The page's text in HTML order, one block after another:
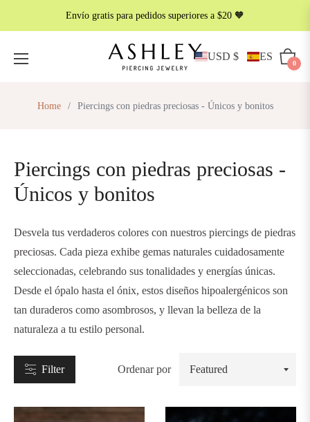
Envío gratis para pedidos superiores a $20 🧡
USD $ ES Carrito
0
Home / Piercings con piedras preciosas - Únicos y bonitos
Piercings con piedras preciosas -
Únicos y bonitos
Desvela tus verdaderos colores con nuestros piercings de piedras
preciosas. Cada pieza exhibe gemas naturales cuidadosamente
seleccionadas, celebrando sus tonalidades y energías únicas.
Desde el ópalo hasta el ónix, estos diseños hipoalergénicos son
tan duraderos como asombrosos, y llevan la belleza de la
naturaleza a tu estilo personal.
Filter Ordenar por